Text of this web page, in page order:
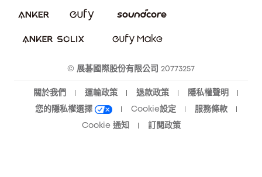
© 展碁國際股份有限公司 20773257
關於我們 運輸政策 退款政策 隱私權聲明
您的隱私權選擇 Cookie設定 服務條款
Cookie 通知 訂閱政策